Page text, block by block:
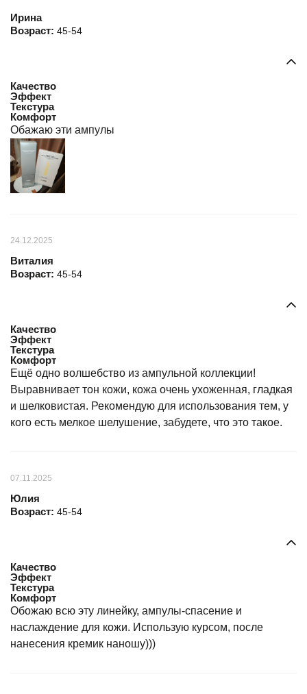
Ирина
Возраст: 45-54
Качество
Эффект
Текстура
Комфорт
Обажаю эти ампулы
24.12.2025
Виталия
Возраст: 45-54
Качество
Эффект
Текстура
Комфорт
Ещё одно волшебство из ампульной коллекции!
Выравнивает тон кожи, кожа очень ухоженная, гладкая
и шелковистая. Рекомендую для использования тем, у
кого есть мелкое шелушение, забудете, что это такое.
07.11.2025
Юлия
Возраст: 45-54
Качество
Эффект
Текстура
Комфорт
Обожаю всю эту линейку, ампулы-спасение и
наслаждение для кожи. Использую курсом, после
нанесения кремик наношу)))